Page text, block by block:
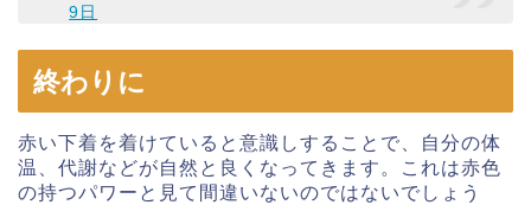
9日
終わりに
赤い下着を着けていると意識しすることで、自分の体
温、代謝などが自然と良くなってきます。これは赤色
の持つパワーと見て間違いないのではないでしょう